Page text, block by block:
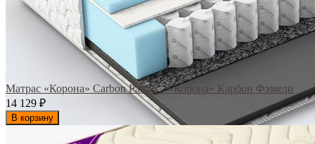
Матрас «Корона» Carbon Family / «Корона» Карбон Фэмели
14 129 ₽
В корзину